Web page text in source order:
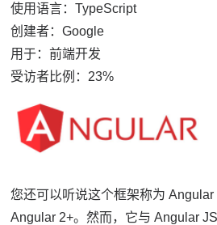
使用语言：TypeScript
创建者：Google
用于：前端开发
受访者比例：23%
您还可以听说这个框架称为
Angular 2+。然而，它与 Angular